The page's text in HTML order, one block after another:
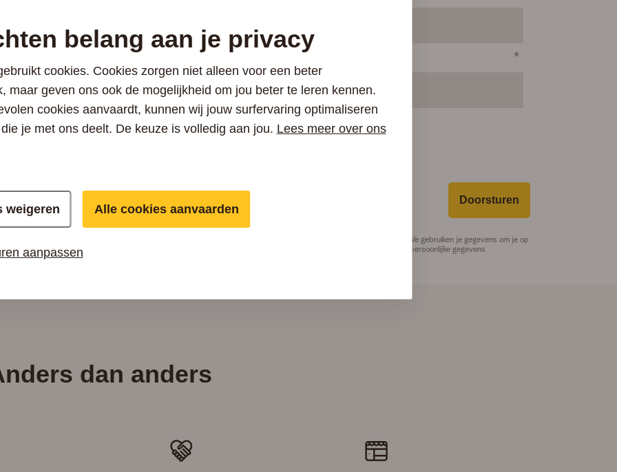
*
ontvangen van Telenet
Doorsturen
toestemming aan Telenet Business om de hierboven ingediende persoonlijke informatie op te slaan en te verwerken. We gebruiken je gegevens om je op
van je persoonsgegevens gebeurt in overeenstemming met het
. Telenet Business verwerkt je persoonlijke gegevens
privacy gerelateerde vraag of klacht te verwerken.
dan anders
belang aan je privacy
cookies. Cookies zorgen niet alleen voor een beter
maar geven ons ook de mogelijkheid om jou beter te leren kennen.
cookies aanvaardt, kunnen wij jouw surfervaring optimaliseren
je met ons deelt. De keuze is volledig aan jou. Lees meer over ons
weigeren Alle cookies aanvaarden
aanpassen